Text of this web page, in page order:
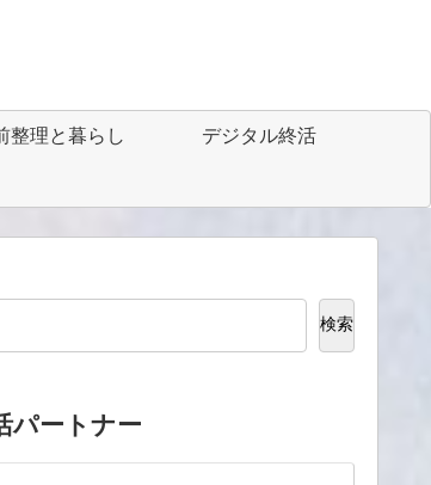
整理と暮らし
デジタル終活
検索
パートナー